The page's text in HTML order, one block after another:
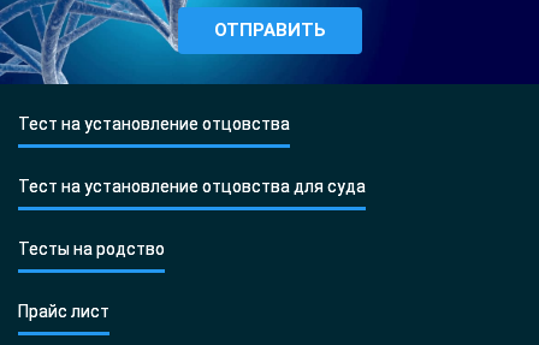
Тест на установление отцовства
Тест на установление отцовства для суда
Тесты на родство
Прайс лист